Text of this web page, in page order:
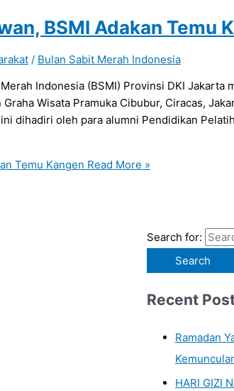
BSMI Adakan Temu
/ Bulan Sabit Merah Indonesia
Indonesia (BSMI) Provinsi DKI Jakarta
Wisata Pramuka Cibubur, Ciracas,
dihadiri oleh para alumni Pendidikan
Temu Kangen Read More »
Search for:
Recent
Ramadan
HARI GIZI